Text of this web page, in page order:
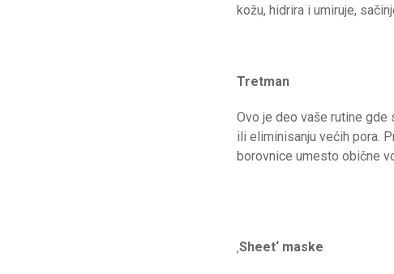
kožu, hidrira i umiruje,
Tretman
Ovo je deo vaše rutine
ili eliminisanju većih pora.
borovnice umesto obične
‚Sheet‘ maske